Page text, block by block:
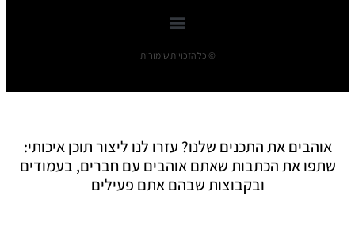
© כל הזכויות שומורות
אוהבים את התכנים שלנו? עזרו לנו ליצור תוכן איכותי:
שתפו את הכתבות שאתם אוהבים עם חברים, בעמודים
ובקבוצות שבהם אתם פעילים